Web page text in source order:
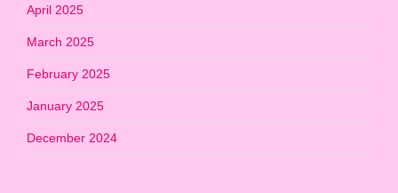
April 2025
March 2025
February 2025
January 2025
December 2024